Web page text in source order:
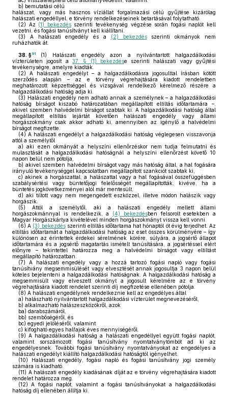
b) bemutatási célú
halászat, vagy más hasznos víziállat forgalmazási célú gyűjtése kizárólag
halászati engedéllyel, e törvény rendelkezéseinek betartásával folytatható.
(2) Az (1) bekezdésszerinti tevékenység végzése során fogási naplót kell
vezetni, és fogási tanúsítványt kell kiállítani.
(3) A halászati engedély és a (2) bekezdésszerinti okmányok nem
ruházhatók át.
38. §91 (1) Halászati engedély azon a nyilvántartott halgazdálkodási
vízterületen jogosít a 37. § (1) bekezdése szerinti halászati vagy gyűjtési
tevékenységre, amelyre kiadták.
(2) A halászati engedélyt – a halgazdálkodásra jogosulttal írásban kötött
szerződés alapján – az e törvény végrehajtására kiadott rendeletben
meghatározott képzettséggel és vizsgával rendelkező kérelmező részére a
halgazdálkodási hatóság adja ki.
(3) Halászati engedély nem adható annak a személynek – a halgazdálkodási
hatóság bírságot kiszabó határozatában megállapított eltiltás időtartamára –,
akivel szemben halvédelmi bírságot szabtak ki. A halgazdálkodási hatóság által
megállapított eltiltás lejártát követően halászati engedély vagy állami
horgászokmány csak akkor adható ki, amennyiben az igénylő a halvédelmi
bírságot megfizette.
(4) A halászati engedélyt a halgazdálkodási hatóság véglegesen visszavonja
attól a személytől
a) aki ezen okmányát a helyszíni ellenőrzéskor nem tudja felmutatni és
mulasztását a halgazdálkodási hatóságnál a helyszíni ellenőrzést követő 10
napon belül nem pótolja,
b) akivel szemben halvédelmi bírságot vagy más hatóság által, a hal fogására
irányuló tevékenységgel kapcsolatban megállapított szankciót szabtak ki,
c) akinek a horgászattal, a halászattal vagy a hal fogásával összefüggésben
szabálysértési vagy büntetőjogi felelősségét megállapították, kivéve, ha a
büntetés jogkövetkezményei alól már mentesült,
d) aki tiltott vagy nem megengedett eszközzel, illetve módon halászik vagy
horgászik.
(5) Attól a személytől, aki a halászati engedély mellett állami
horgászokmánnyal is rendelkezik, a (4) bekezdésben felsorolt esetekben a
Magyar Horgászkártya kivételével minden horgászokmányt vissza kell vonni.
(6) A (3) bekezdésszerinti eltiltás időtartama hat hónaptól öt évig terjedhet. Az
eltiltás időtartamát a halgazdálkodási hatóság az eset összes körülményére – így
különösen az érintettek érdekei sérelmének körére, súlyára, a jogsértő állapot
időtartamára és a jogsértő magatartás ismételt tanúsítására, a jogsértéssel elért
előnyre – tekintettel határozza meg a halvédelmi bírságot vagy eltiltást
megállapító határozatban.
(7) A halászati engedély vagy a hozzá tartozó fogási napló vagy fogási
tanúsítvány megsemmisülését vagy elvesztését annak jogosultja 3 napon belül
köteles bejelenteni a halgazdálkodási hatóságnak. A halgazdálkodási hatóság a
megsemmisült vagy elveszett okmányt a jogosult kérelmére az e törvény
végrehajtására kiadott rendelet szerinti díj megfizetése ellenében pótolja.
(8) A halászati engedélynek rendelkeznie kell az engedélyes által
a) halászható nyilvántartott halgazdálkodási vízterület megnevezéséről,
b) alkalmazható halászeszközökről, azok
ba) darabszámáról,
bb) szembőségéről, és
bc) egyedi jelöléséről, valamint
c) kifogható egyes halfajok éves mennyiségéről.
(9) A halgazdálkodási hatóság a halászati engedéllyel együtt fogási naplót,
valamint sorszámozott fogási tanúsítvány nyomtatványtömböt ad ki az
engedélyesnek. További fogási tanúsítvány nyomtatványokat az engedélyes a
halászati engedélyt kiállító halgazdálkodási hatóságtól igényelhet.
(10) Halászati engedély, fogási napló és fogási tanúsítvány jogi személy
számára is kiadható.
(11) A halászati engedély kiadásának díját az e törvény végrehajtására kiadott
rendelet határozza meg.
(12) A fogási naplót, valamint a fogási tanúsítványokat a halgazdálkodási
hatóság díj ellenében állítja ki.